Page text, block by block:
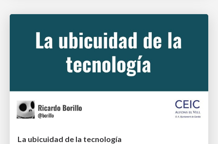
La ubicuidad de la tecnología